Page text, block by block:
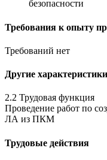
безопасности
Требования к опыту
Требований нет
Другие характеристики
2.2 Трудовая функция
Проведение работ по
ЛА из ПКМ
Трудовые действия